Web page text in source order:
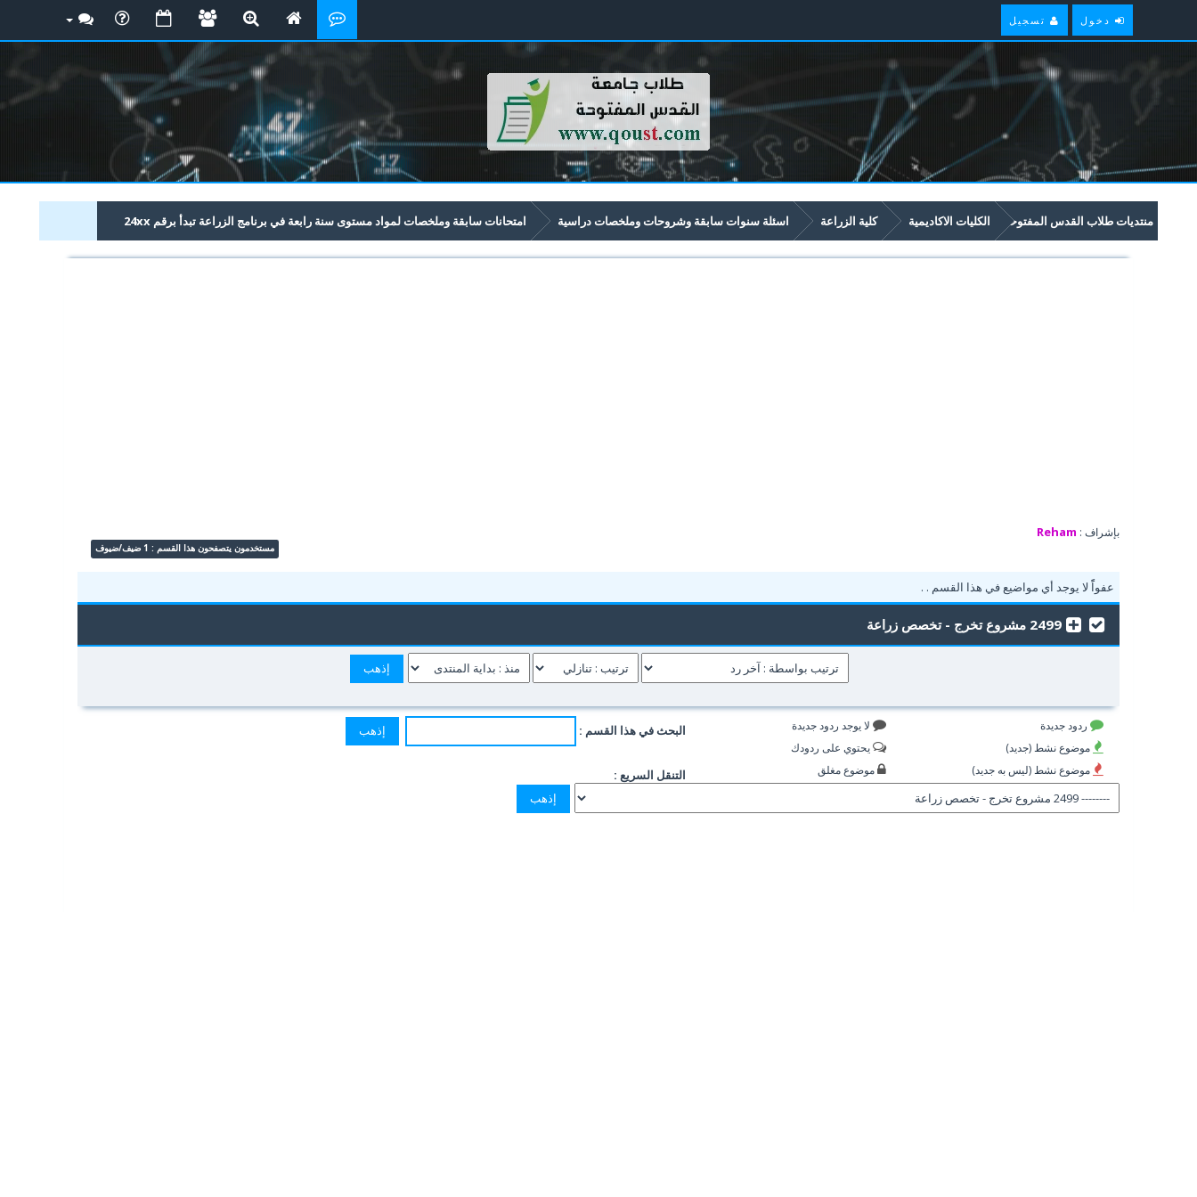
دخول تسجيل
منتديات طلاب القدس المفتوحة الكليات الاكاديمية كلية الزراعة اسئلة سنوات سابقة وشروحات وملخصات دراسية امتحانات سابقة وملخصات لمواد مستوى سنة رابعة في برنامج الزراعة تبدأ برقم 24xx
2499 مشروع تخرج - تخصص زراعة
بإشراف : Reham
مستخدمون يتصفحون هذا القسم : 1 ضيف/ضيوف
عفواًً لا يوجد أي مواضيع في هذا القسم . .
2499 مشروع تخرج - تخصص زراعة
ردود جديدة
موضوع نشط (جديد)
موضوع نشط (ليس به جديد)
لا يوجد ردود جديدة
يحتوي على ردودك
موضوع مغلق
البحث في هذا القسم :
التنقل السريع :